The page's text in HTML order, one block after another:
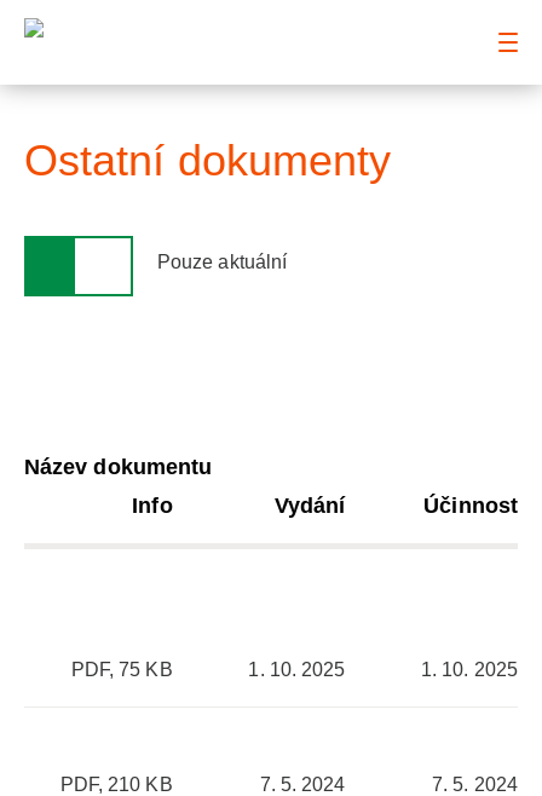
Ostatní dokumenty
Pouze aktuální
Název dokumentu
Info
Vydání Účinnost
PDF, 75 KB 1. 10. 2025 1. 10. 2025
PDF, 210 KB 7. 5. 2024 7. 5. 2024
: Ostatní dokumenty